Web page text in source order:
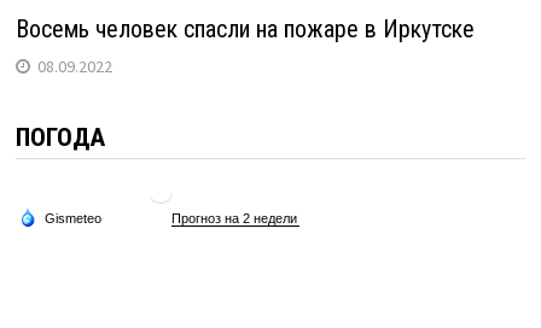
Восемь человек спасли на пожаре в Иркутске
08.09.2022
ПОГОДА